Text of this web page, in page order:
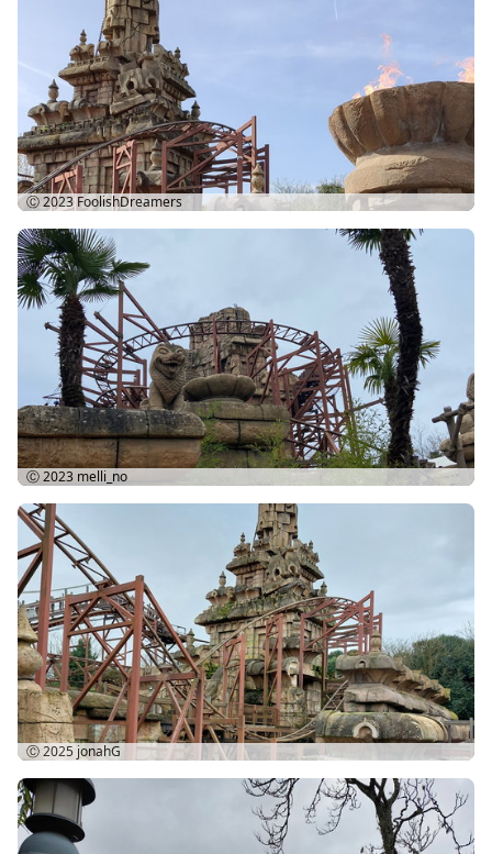
Ⓒ 2023FoolishDreamers
Ⓒ 2023 melli_no
Ⓒ 2025 jonahG